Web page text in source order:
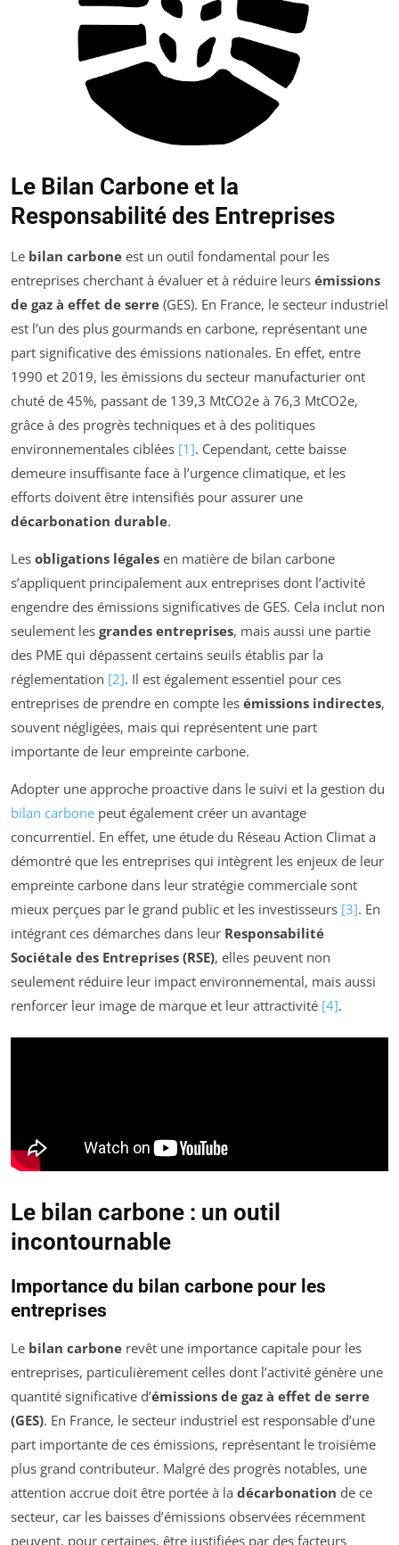
Le Bilan Carbone et la
Responsabilité des Entreprises
Le bilan carbone est un outil fondamental pour les
entreprises cherchant à évaluer et à réduire leurs émissions
de gaz à effet de serre (GES). En France, le secteur industriel
est l’un des plus gourmands en carbone, représentant une
part significative des émissions nationales. En effet, entre
1990 et 2019, les émissions du secteur manufacturier ont
chuté de 45%, passant de 139,3 MtCO2e à 76,3 MtCO2e,
grâce à des progrès techniques et à des politiques
environnementales ciblées [1]. Cependant, cette baisse
demeure insuffisante face à l’urgence climatique, et les
efforts doivent être intensifiés pour assurer une
décarbonation durable.
Les obligations légales en matière de bilan carbone
s’appliquent principalement aux entreprises dont l’activité
engendre des émissions significatives de GES. Cela inclut non
seulement les grandes entreprises, mais aussi une partie
des PME qui dépassent certains seuils établis par la
réglementation [2]. Il est également essentiel pour ces
entreprises de prendre en compte les émissions indirectes,
souvent négligées, mais qui représentent une part
importante de leur empreinte carbone.
Adopter une approche proactive dans le suivi et la gestion du
bilan carbone peut également créer un avantage
concurrentiel. En effet, une étude du Réseau Action Climat a
démontré que les entreprises qui intègrent les enjeux de leur
empreinte carbone dans leur stratégie commerciale sont
mieux perçues par le grand public et les investisseurs [3]. En
intégrant ces démarches dans leur Responsabilité
Sociétale des Entreprises (RSE), elles peuvent non
seulement réduire leur impact environnemental, mais aussi
renforcer leur image de marque et leur attractivité [4].
Le bilan carbone : un outil
incontournable
Importance du bilan carbone pour les
entreprises
Le bilan carbone revêt une importance capitale pour les
entreprises, particulièrement celles dont l’activité génère une
quantité significative d’émissions de gaz à effet de serre
(GES). En France, le secteur industriel est responsable d’une
part importante de ces émissions, représentant le troisième
plus grand contributeur. Malgré des progrès notables, une
attention accrue doit être portée à la décarbonation de ce
secteur, car les baisses d’émissions observées récemment
peuvent, pour certaines, être justifiées par des facteurs